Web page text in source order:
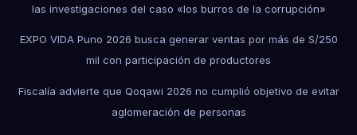
las investigaciones del caso «los burros de la corrupción»
EXPO VIDA Puno 2026 busca generar ventas por más de S/250
mil con participación de productores
Fiscalía advierte que Qoqawi 2026 no cumplió objetivo de evitar
aglomeración de personas